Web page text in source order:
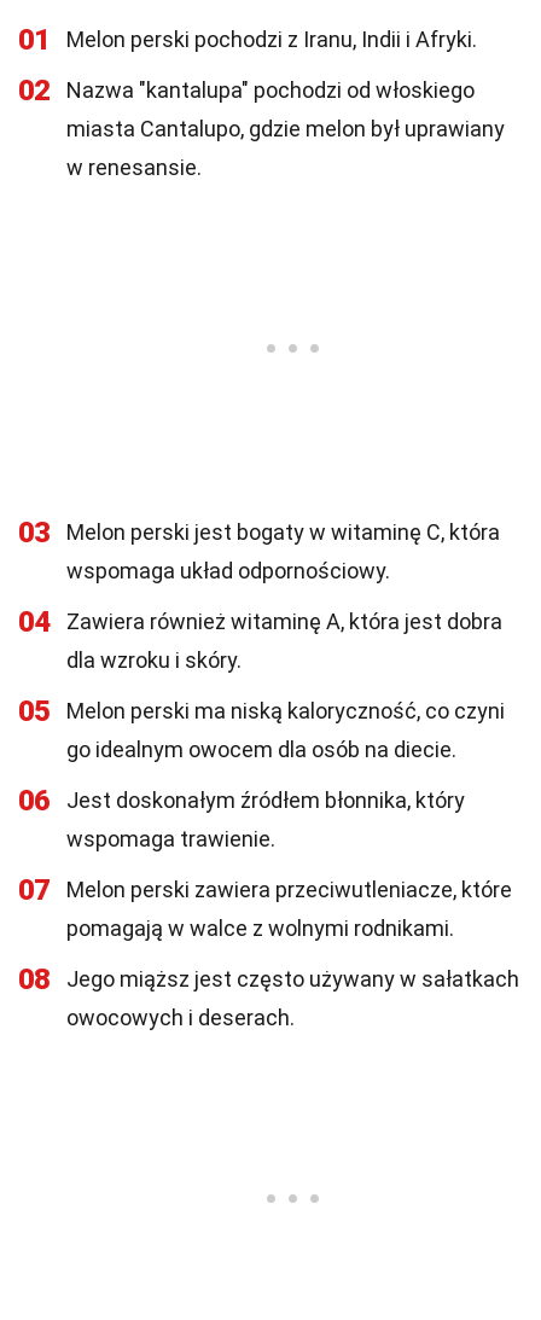
01 Melon perski pochodzi z Iranu, Indii i Afryki.
02
Nazwa "kantalupa" pochodzi od włoskiego
miasta Cantalupo, gdzie melon był uprawiany
w renesansie.
03
Melon perski jest bogaty w witaminę C, która
wspomaga układ odpornościowy.
04
Zawiera również witaminę A, która jest dobra
dla wzroku i skóry.
05
Melon perski ma niską kaloryczność, co czyni
go idealnym owocem dla osób na diecie.
06
Jest doskonałym źródłem błonnika, który
wspomaga trawienie.
07
Melon perski zawiera przeciwutleniacze, które
pomagają w walce z wolnymi rodnikami.
08
Jego miąższ jest często używany w sałatkach
owocowych i deserach.